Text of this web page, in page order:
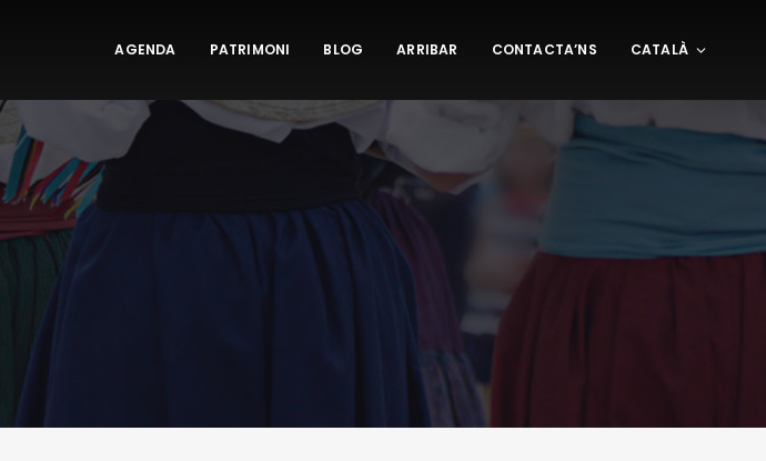
AGENDA PATRIMONI BLOG ARRIBAR CONTACTA’NS CATALÀ